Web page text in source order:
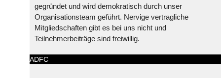
gegründet und wird demokratisch durch unser
Organisationsteam geführt. Nervige vertragliche
Mitgliedschaften gibt es bei uns nicht und
Teilnehmerbeiträge sind freiwillig.
ADFC